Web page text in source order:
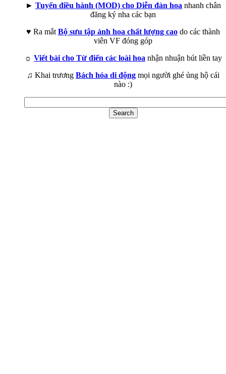
► Tuyển điều hành (MOD) cho Diễn đàn hoa nhanh chân
đăng ký nha các bạn
♥ Ra mắt Bộ sưu tập ảnh hoa chất lượng cao do các thành
viên VF đóng góp
☼ Viết bài cho Từ điển các loài hoa nhận nhuận bút liền tay
♫ Khai trương Bách hóa di động mọi người ghé ủng hộ cái
nào :)